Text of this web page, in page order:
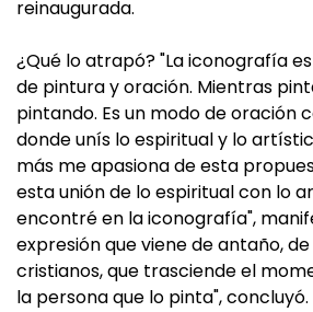
reinaugurada.
¿Qué lo atrapó? "La iconografía
de pintura y oración. Mientras
pintando. Es un modo de oración
donde unís lo espiritual y lo
más me apasiona de esta
esta unión de lo espiritual con lo
encontré en la iconografía",
expresión que viene de antaño,
cristianos, que trasciende el
la persona que lo pinta", concluyó.